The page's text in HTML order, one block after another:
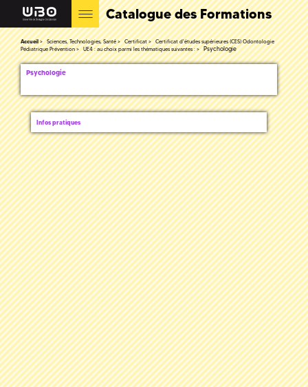
Catalogue des Formations
Accueil Sciences, Technologies, Santé Certificat
Certificat d'études supérieures (CES) Odontologie
Pédiatrique Prévention
UE4 : au choix parmi les thématiques suivantes : Psychologie
Psychologie
Infos pratiques